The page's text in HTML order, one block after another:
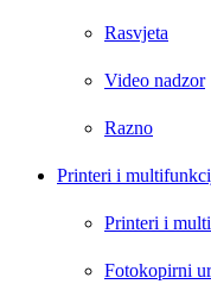
Rasvjeta
Video nadzor
Razno
Printeri i
Printeri i
Fotokopirni